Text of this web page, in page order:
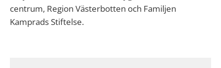
centrum, Region Västerbotten och Familjen
Kamprads Stiftelse.